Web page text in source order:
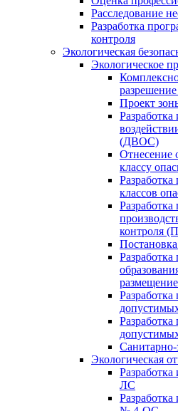
Расследование
Разработка
контроля
Экологическая
Экологическое
Проект
(ДВОС)
Отнесение
классу
классов
контроля
Экологическая
ЛС